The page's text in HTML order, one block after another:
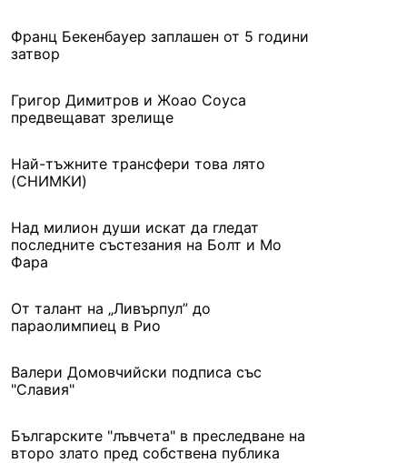
Франц Бекенбауер заплашен от 5 години
затвор
Григор Димитров и Жоао Соуса
предвещават зрелище
Най-тъжните трансфери това лято
(СНИМКИ)
Над милион души искат да гледат
последните състезания на Болт и Мо
Фара
От талант на „Ливърпул” до
параолимпиец в Рио
Валери Домовчийски подписа със
"Славия"
Българските "лъвчета" в преследване на
второ злато пред собствена публика